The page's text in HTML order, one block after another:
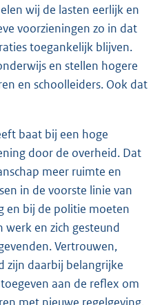
wij de lasten eerlijk en
voorzieningen zo in dat
toegankelijk blijven.
en stellen hogere
en schoolleiders. Ook dat
baat bij een hoge
door de overheid. Dat
meer ruimte en
in de voorste linie van
en bij de politie moeten
en zich gesteund
Vertrouwen,
zijn daarbij belangrijke
aan de reflex om